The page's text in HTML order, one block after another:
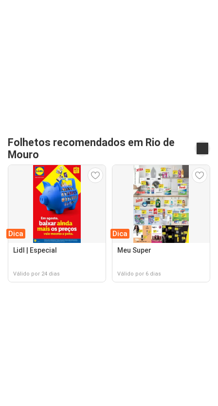
Folhetos recomendados em Rio de
Mouro
Dica
Lidl | Especial
Válido por 24 dias
Dica
Meu Super
Válido por 6 dias